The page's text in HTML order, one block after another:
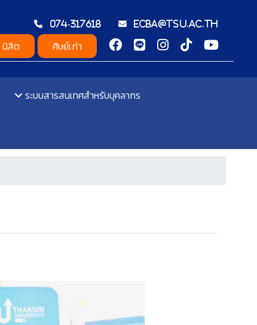
074-317618 ecba@tsu.ac.th
นิสิต ศิษย์เก่า
ระบบสารสนเทศสำหรับบุคลากร